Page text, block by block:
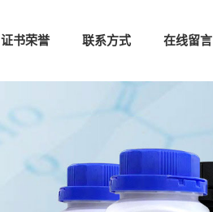
证书荣誉 联系方式 在线留言